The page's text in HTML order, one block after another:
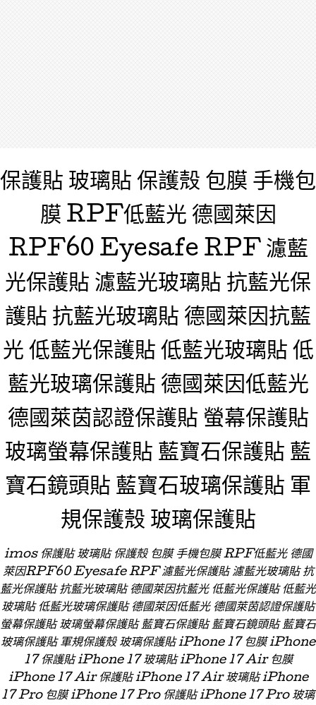
保護貼 玻璃貼 保護殼 包膜 手機包
膜 RPF低藍光 德國萊因
RPF60 Eyesafe RPF 濾藍
光保護貼 濾藍光玻璃貼 抗藍光保
護貼 抗藍光玻璃貼 德國萊因抗藍
光 低藍光保護貼 低藍光玻璃貼 低
藍光玻璃保護貼 德國萊因低藍光
德國萊茵認證保護貼 螢幕保護貼
玻璃螢幕保護貼 藍寶石保護貼 藍
寶石鏡頭貼 藍寶石玻璃保護貼 軍
規保護殼 玻璃保護貼
imos 保護貼 玻璃貼 保護殼 包膜 手機包膜 RPF低藍光 德國
萊因RPF60 Eyesafe RPF 濾藍光保護貼 濾藍光玻璃貼 抗
藍光保護貼 抗藍光玻璃貼 德國萊因抗藍光 低藍光保護貼 低藍光
玻璃貼 低藍光玻璃保護貼 德國萊因低藍光 德國萊茵認證保護貼
螢幕保護貼 玻璃螢幕保護貼 藍寶石保護貼 藍寶石鏡頭貼 藍寶石
玻璃保護貼 軍規保護殼 玻璃保護貼 iPhone 17 包膜 iPhone
17 保護貼 iPhone 17 玻璃貼 iPhone 17 Air 包膜
iPhone 17 Air 保護貼 iPhone 17 Air 玻璃貼 iPhone
17 Pro 包膜 iPhone 17 Pro 保護貼 iPhone 17 Pro 玻璃